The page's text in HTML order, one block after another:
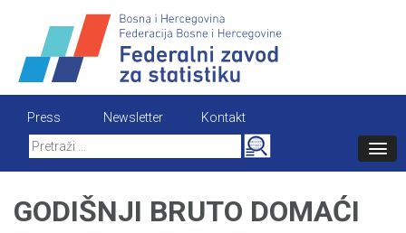
content
Press Newsletter
Kontakt
Search
for:
GODIŠNJI BRUTO DOMAĆI